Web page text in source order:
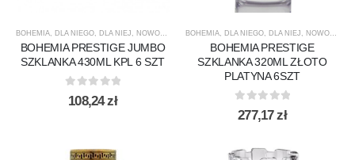
BOHEMIA DLA NIEGO DLA NIEJ NOWOŚCI PREZENTY, PRODUCENCI, PRODUKTY,
BOHEMIA PRESTIGE JUMBO
SZKLANKA 430ML KPL 6 SZT
0out of 5
108,24zł
BOHEMIA DLA NIEGO DLA NIEJ NOWOŚCI
BOHEMIA PRESTIGE
SZKLANKA 320ML ZŁOTO
PLATYNA 6SZT
0out of 5
277,17zł